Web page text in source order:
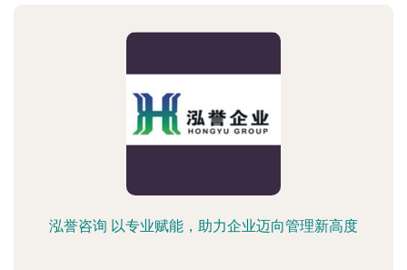
泓誉咨询 以专业赋能，助力企业迈向管理新高度